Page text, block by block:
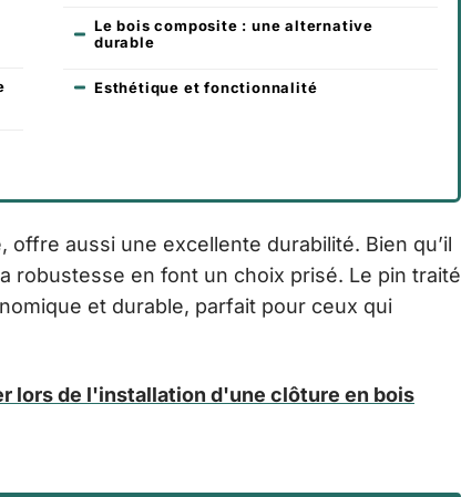
Le bois composite : une alternative
durable
Esthétique et fonctionnalité
aussi une excellente durabilité. Bien qu’il
robustesse en font un choix prisé. Le pin traité
et durable, parfait pour ceux qui
lors de l'installation d'une clôture en bois